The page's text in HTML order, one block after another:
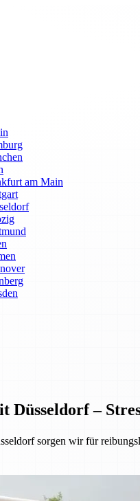
am Main
Düsseldorf –
sorgen wir für